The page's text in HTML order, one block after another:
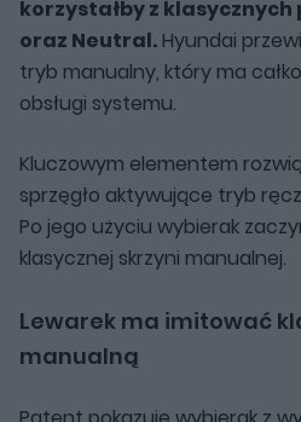
korzystałby z klasycznych
oraz Neutral. Hyundai
tryb manualny, który ma
obsługi systemu.
Kluczowym elementem
sprzęgło aktywujące tryb
Po jego użyciu wybierak
klasycznej skrzyni manualnej.
Lewarek ma imitować
manualną